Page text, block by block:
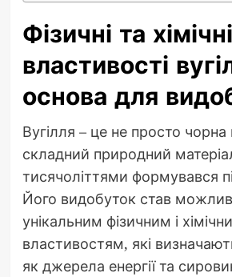
Фізичні та хімічні
властивості
основа для
Вугілля – це не просто
складний природний
тисячоліттями формувався
Його видобуток став
унікальним фізичним і
властивостям, які
як джерела енергії та